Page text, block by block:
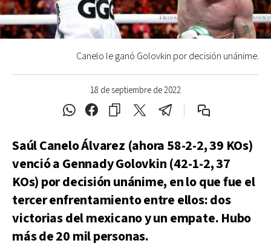
18 de septiembre de 2022
Canelo le ganó Golovkin por decisión unánime.
Saúl Canelo Álvarez (ahora 58-2-2, 39 KOs)
venció a Gennady Golovkin (42-1-2, 37
KOs) por decisión unánime, en lo que fue el
tercer enfrentamiento entre ellos: dos
victorias del mexicano y un empate. Hubo
más de 20 mil personas.